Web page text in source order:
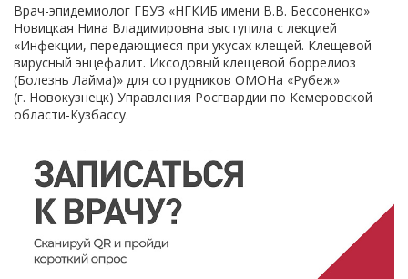
Врач-эпидемиолог ГБУЗ «НГКИБ имени В.В. Бессоненко»
Новицкая Нина Владимировна выступила с лекцией
«Инфекции, передающиеся при укусах клещей. Клещевой
вирусный энцефалит. Иксодовый клещевой боррелиоз
(Болезнь Лайма)» для сотрудников ОМОНа «Рубеж»
(г. Новокузнецк) Управления Росгвардии по Кемеровской
области-Кузбассу.